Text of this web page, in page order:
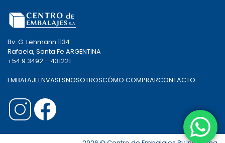
Bv. G. Lehmann 1134
Rafaela, Santa Fe ARGENTINA
+54 9 3492 – 431221
EMBALAJEENVASESNOSOTROSCÓMO COMPRARCONTACTO